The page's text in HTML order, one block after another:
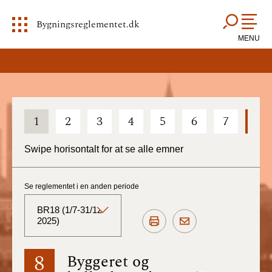
Bygningsreglementet.dk
MENU
1 2 3 4 5 6 7
Swipe horisontalt for at se alle emner
8 Byggeret og
Se reglementet i en anden periode
BR18 (1/7-31/12
2025)
BR18 (Aktuelt)